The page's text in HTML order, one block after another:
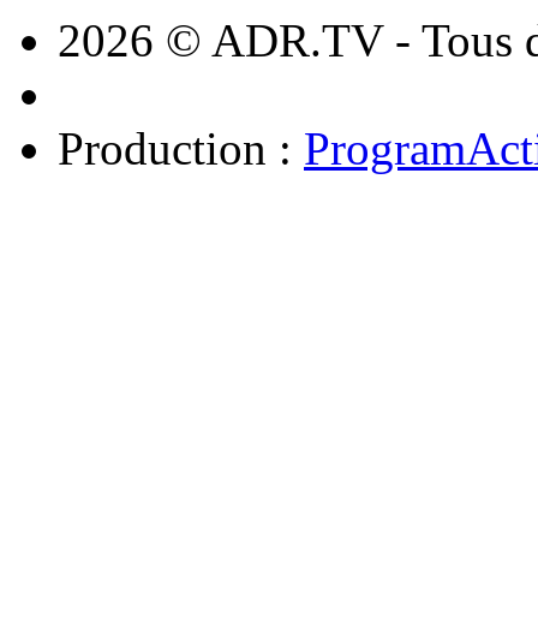
2026 © ADR.TV - Tous
Production :